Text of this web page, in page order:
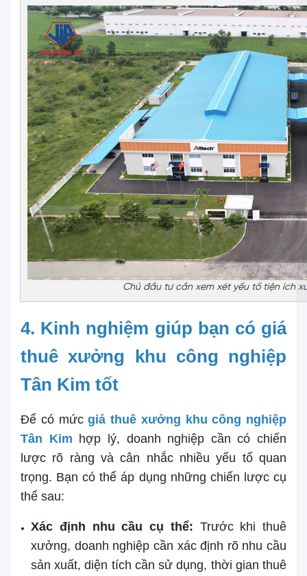
Chủ đầu tư cần xem xét yếu tố tiện ích
4. Kinh nghiệm giúp bạn có giá
thuê xưởng khu công nghiệp
Tân Kim tốt
Để có mứcgiá thuê xưởng khu công nghiệp
Tân Kim hợp lý, doanh nghiệp cần có chiến
lược rõ ràng và cân nhắc nhiều yếu tố quan
trọng. Bạn có thể áp dụng những chiến lược cụ
thể sau:
Xác định nhu cầu cụ thể: Trước khi thuê
xưởng, doanh nghiệp cần xác định rõ nhu cầu
sản xuất, diện tích cần sử dụng, thời gian thuê